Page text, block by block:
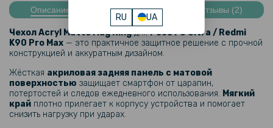
RU UA
259 грн
Защитное стекло Privacy для Poco F8 Ultra / Redmi K90 Pro Max
343 грн
429 грн
Защитное стекло Privacy Full Screen 360 для Poco F8 Ultra / Redmi
K90 Pro Max с поддержкой отсканирования отпечатка пальца
Описание Характеристики Отзывы (2)
Чехол Acryl Matte Mag RingдляPoco F8 Ultra / Redmi
K90 Pro Max — это практичное защитное решение с прочной
конструкцией и аккуратным дизайном.
Жёсткая акриловая задняя панель с матовой
поверхностью защищает смартфон от царапин,
потертостей и следов ежедневного использования. Мягкий
край плотно прилегает к корпусу устройства и помогает
снизить нагрузку при ударах.